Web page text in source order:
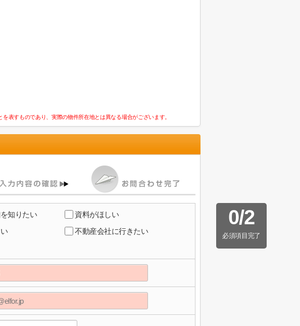
表すものであり、実際の物件所在地とは異なる場合がございます。
0/2
必須項目完了
知りたい
資料がほしい
不動産会社に行きたい